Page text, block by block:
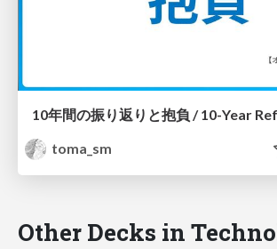
toma_sm
Other Decks in